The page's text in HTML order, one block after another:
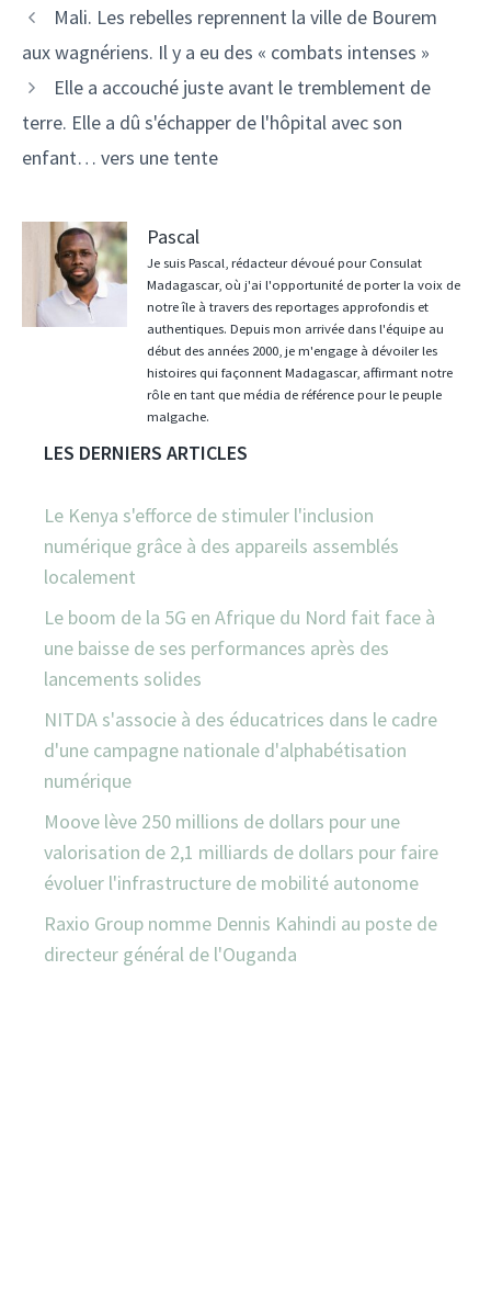
Navigation
des
Mali. Les rebelles reprennent la ville de Bourem
aux wagnériens. Il y a eu des « combats intenses »
Elle a accouché juste avant le tremblement de
terre. Elle a dû s'échapper de l'hôpital avec son
enfant… vers une tente
Pascal
Je suis Pascal, rédacteur dévoué pour Consulat
Madagascar, où j'ai l'opportunité de porter la voix de
notre île à travers des reportages approfondis et
authentiques. Depuis mon arrivée dans l'équipe au
début des années 2000, je m'engage à dévoiler les
histoires qui façonnent Madagascar, affirmant notre
rôle en tant que média de référence pour le peuple
malgache.
LES DERNIERS ARTICLES
Le Kenya s'efforce de stimuler l'inclusion
numérique grâce à des appareils assemblés
localement
Le boom de la 5G en Afrique du Nord fait face à
une baisse de ses performances après des
lancements solides
NITDA s'associe à des éducatrices dans le cadre
d'une campagne nationale d'alphabétisation
numérique
Moove lève 250 millions de dollars pour une
valorisation de 2,1 milliards de dollars pour faire
évoluer l'infrastructure de mobilité autonome
Raxio Group nomme Dennis Kahindi au poste de
directeur général de l'Ouganda